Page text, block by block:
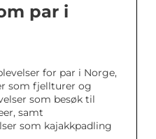
par i
for par i Norge,
som fjellturer og
som besøk til
samt
som kajakkpadling